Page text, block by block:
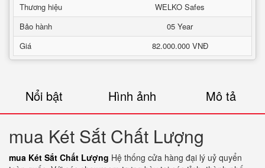
Thương hiệu
WELKO Safes
Bảo hành
05 Year
Giá
82.000.000 VNĐ
Nổi bật Hình ảnh Mô tả
mua Két Sắt Chất Lượng
mua Két Sắt Chất Lượng Hệ thống cửa hàng đại lý uỷ quyển